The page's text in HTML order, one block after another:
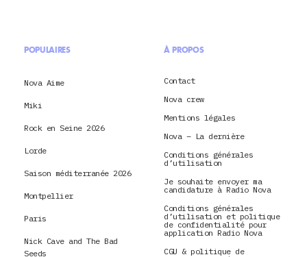
POPULAIRES
Nova Aime
Miki
Rock en Seine 2026
Lorde
Saison méditerranée 2026
Montpellier
Paris
Nick Cave and The Bad
Seeds
À PROPOS
Contact
Nova crew
Mentions légales
Nova – La dernière
Conditions générales
d’utilisation
Je souhaite envoyer ma
candidature à Radio Nova
Conditions générales
d’utilisation et politique
de confidentialité pour
application Radio Nova
CGU & politique de